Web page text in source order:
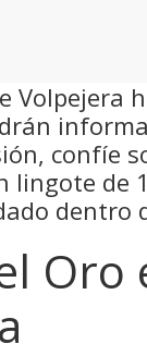
Volpejera
confíe
lingote de
dentro
Oro